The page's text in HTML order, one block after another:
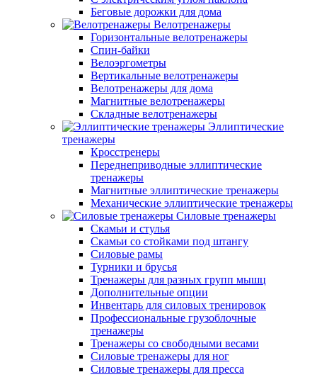
Беговые дорожки для дома
Велотренажеры
Горизонтальные велотренажеры
Спин-байки
Велоэргометры
Вертикальные велотренажеры
Велотренажеры для дома
Магнитные велотренажеры
Складные велотренажеры
Эллиптические
тренажеры
Кросстренеры
Переднеприводные эллиптические
тренажеры
Магнитные эллиптические тренажеры
Механические эллиптические тренажеры
Силовые тренажеры
Скамьи и стулья
Скамьи со стойками под штангу
Силовые рамы
Турники и брусья
Тренажеры для разных групп мышц
Дополнительные опции
Инвентарь для силовых тренировок
Профессиональные грузоблочные
тренажеры
Тренажеры со свободными весами
Силовые тренажеры для ног
Силовые тренажеры для пресса